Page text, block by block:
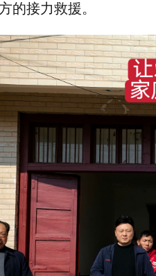
的接力救援。